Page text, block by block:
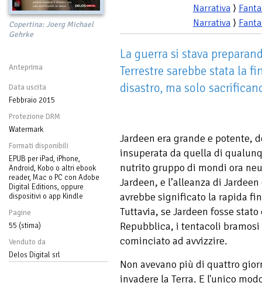
Copertina: Joerg Michael
Gehrke
Anteprima
Data uscita
Febbraio 2015
Protezione DRM
Watermark
Formati disponibili
EPUB per iPad, iPhone,
Android, Kobo o altri ebook
reader, Mac o PC con Adobe
Digital Editions, oppure
dispositivi o app Kindle
Pagine
55 (stima)
Venduto da
Delos Digital srl
Narrativa ⟩
Narrativa ⟩
La guerra si stava
Terrestre sarebbe stata la
disastro, ma solo
Jardeen era grande e potente,
insuperata da quella di
nutrito gruppo di mondi ora
Jardeen, e l’alleanza di
avrebbe significato la rapida
Tuttavia, se Jardeen fosse
Repubblica, i tentacoli
cominciato ad avvizzire.
Non avevano più di quattro
invadere la Terra. E l'unico